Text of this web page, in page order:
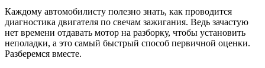
Каждому автомобилисту полезно знать, как проводится
диагностика двигателя по свечам зажигания. Ведь зачастую
нет времени отдавать мотор на разборку, чтобы установить
неполадки, а это самый быстрый способ первичной оценки.
Разберемся вместе.